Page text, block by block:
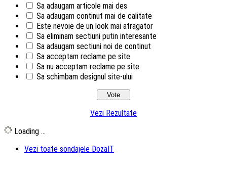
Sa adaugam articole mai des
Sa adaugam continut mai de calitate
Este nevoie de un look mai atragator
Sa eliminam sectiuni putin interesante
Sa adaugam sectiuni noi de continut
Sa acceptam reclame pe site
Sa nu acceptam reclame pe site
Sa schimbam designul site-ului
Vezi Rezultate
Loading ...
Vezi toate sondajele DozaIT